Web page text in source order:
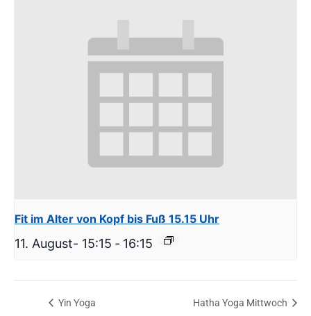
Fit im Alter von Kopf bis Fuß 15.15 Uhr
11. August- 15:15 - 16:15
Yin Yoga Hatha Yoga Mittwoch